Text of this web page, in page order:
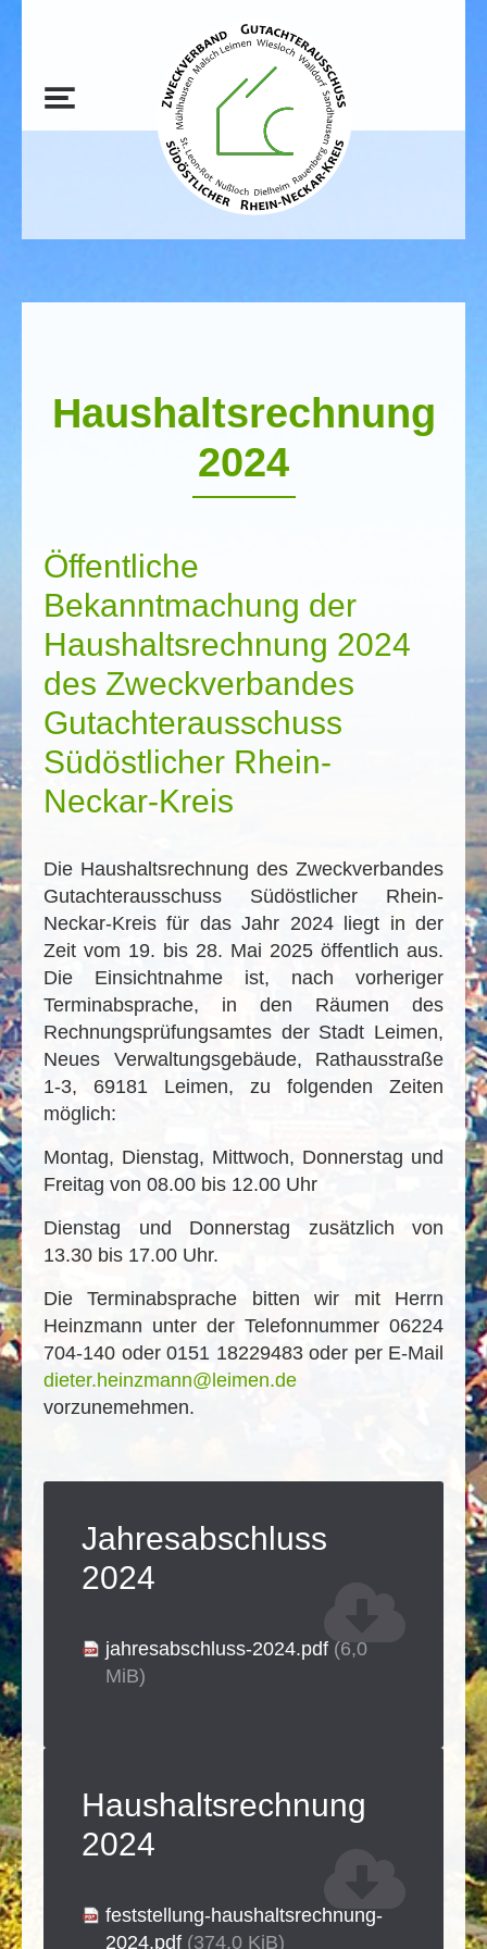
Haushaltsrechnung
2024
Öffentliche
Bekanntmachung der
Haushaltsrechnung 2024
des Zweckverbandes
Gutachterausschuss
Südöstlicher Rhein-
Neckar-Kreis
Die Haushaltsrechnung des Zweckverbandes
Gutachterausschuss Südöstlicher Rhein-
Neckar-Kreis für das Jahr 2024 liegt in der
Zeit vom 19. bis 28. Mai 2025 öffentlich aus.
Die Einsichtnahme ist, nach vorheriger
Terminabsprache, in den Räumen des
Rechnungsprüfungsamtes der Stadt Leimen,
Neues Verwaltungsgebäude, Rathausstraße
1-3, 69181 Leimen, zu folgenden Zeiten
möglich:
Montag, Dienstag, Mittwoch, Donnerstag und
Freitag von 08.00 bis 12.00 Uhr
Dienstag und Donnerstag zusätzlich von
13.30 bis 17.00 Uhr.
Die Terminabsprache bitten wir mit Herrn
Heinzmann unter der Telefonnummer 06224
704-140 oder 0151 18229483 oder per E-Mail
dieter.heinzmann@leimen.de
vorzunemehmen.
Jahresabschluss
2024
jahresabschluss-2024.pdf (6,0
MiB)
Haushaltsrechnung
2024
feststellung-haushaltsrechnung-
2024.pdf (374,0 KiB)